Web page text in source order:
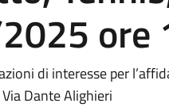
ore
di interesse per
Dante Alighieri